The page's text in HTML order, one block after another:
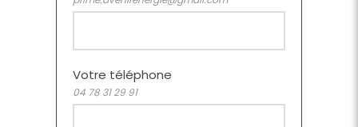
Votre téléphone
04 78 31 29 91